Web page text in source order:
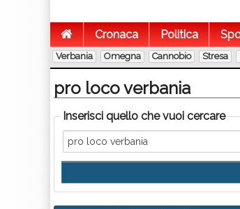
Cronaca
Politica
Verbania Omegna Cannobio Stresa
pro loco verbania
Inserisci quello che vuoi cercare